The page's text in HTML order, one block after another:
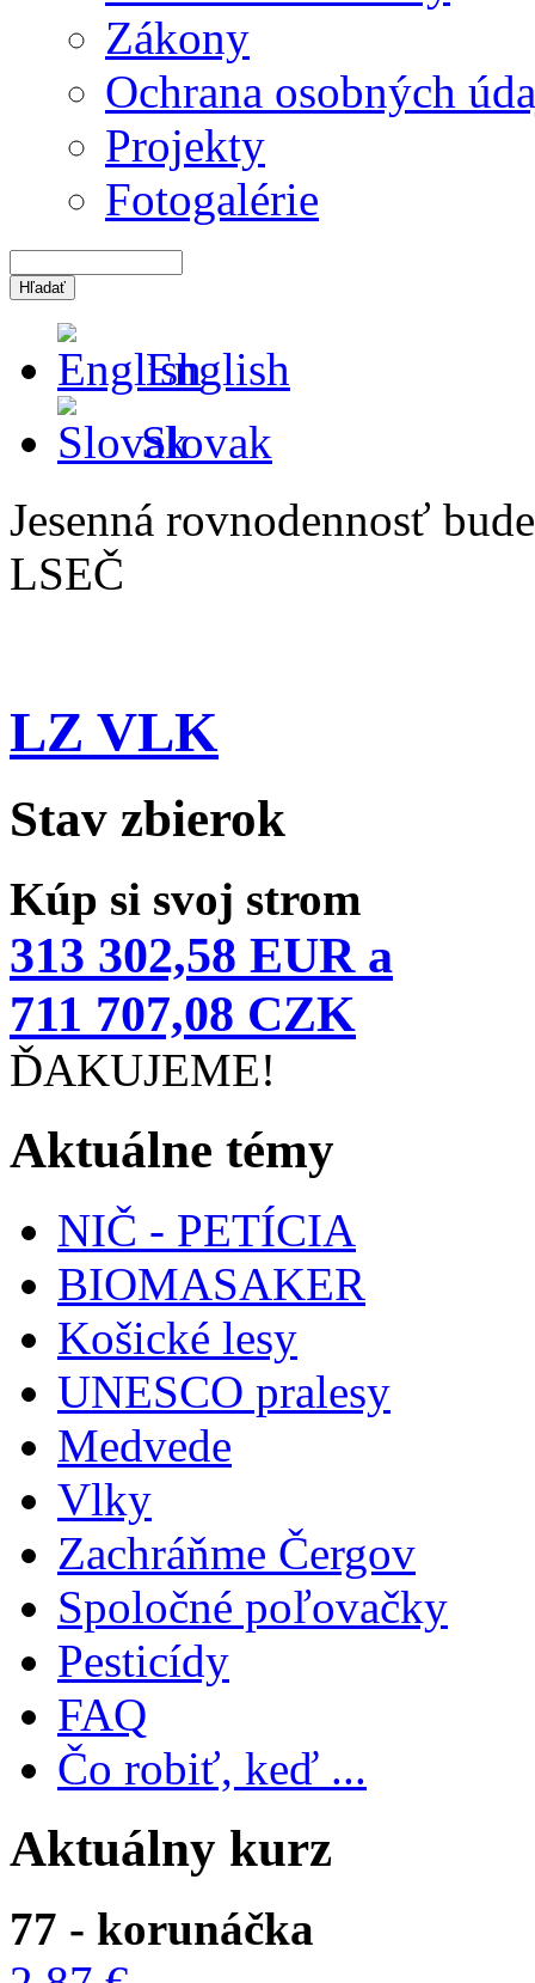
Zákony
Ochrana osobných
Projekty
Fotogalérie
English
Slovak
Jesenná rovnodennosť
LSEČ
LZ VLK
Stav zbierok
Kúp si svoj strom
313 302,58 EUR a
711 707,08 CZK
ĎAKUJEME!
Aktuálne témy
NIČ - PETÍCIA
BIOMASAKER
Košické lesy
UNESCO pralesy
Medvede
Vlky
Zachráňme Čergov
Spoločné poľovačky
Pesticídy
FAQ
Čo robiť, keď ...
Aktuálny kurz
77 - korunáčka